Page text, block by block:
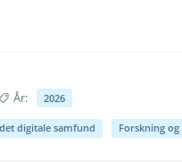
År: 2026
(teksten er allerede
digitale samfund Forskning